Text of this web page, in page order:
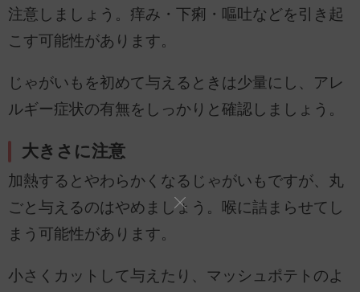
注意しましょう。痒み・下痢・嘔吐などを引き起
こす可能性があります。
じゃがいもを初めて与えるときは少量にし、アレ
ルギー症状の有無をしっかりと確認しましょう。
大きさに注意
加熱するとやわらかくなるじゃがいもですが、丸
ごと与えるのはやめましょう。喉に詰まらせてし
まう可能性があります。
小さくカットして与えたり、マッシュポテトのよ